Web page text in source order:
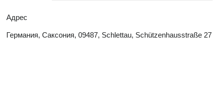
Адрес
Германия, Саксония, 09487, Schlettau, Schützenhausstraße 27